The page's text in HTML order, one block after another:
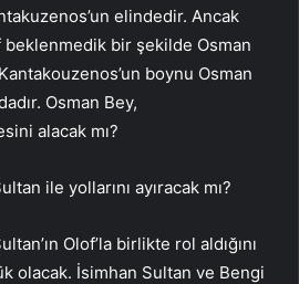
elindedir. Ancak
bir şekilde Osman
boynu Osman
Osman Bey,
alacak mı?
ile yollarını ayıracak mı?
Olof’la birlikte rol aldığını
olacak. İsimhan Sultan ve Bengi